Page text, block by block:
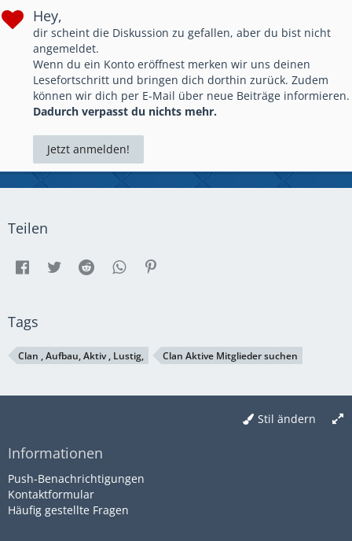
Hey,
dir scheint die Diskussion zu gefallen, aber du bist nicht
angemeldet.
Wenn du ein Konto eröffnest merken wir uns deinen
Lesefortschritt und bringen dich dorthin zurück. Zudem
können wir dich per E-Mail über neue Beiträge informieren.
Dadurch verpasst du nichts mehr.
Jetzt anmelden!
Teilen
Tags
Clan , Aufbau, Aktiv , Lustig, Clan Aktive Mitglieder suchen
Stil ändern
Informationen
Push-Benachrichtigungen
Kontaktformular
Häufig gestellte Fragen